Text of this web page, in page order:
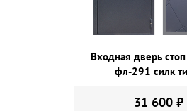
Входная дверь
фл-291 силк
31 600 ₽